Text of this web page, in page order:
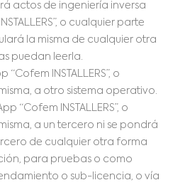
actos de ingeniería inversa
o cualquier parte
la misma de cualquier otra
puedan leerla.
INSTALLERS”, o
a otro sistema operativo.
“Cofem INSTALLERS”, o
a un tercero ni se pondrá
de cualquier otra forma
para pruebas o como
o sub-licencia, o vía